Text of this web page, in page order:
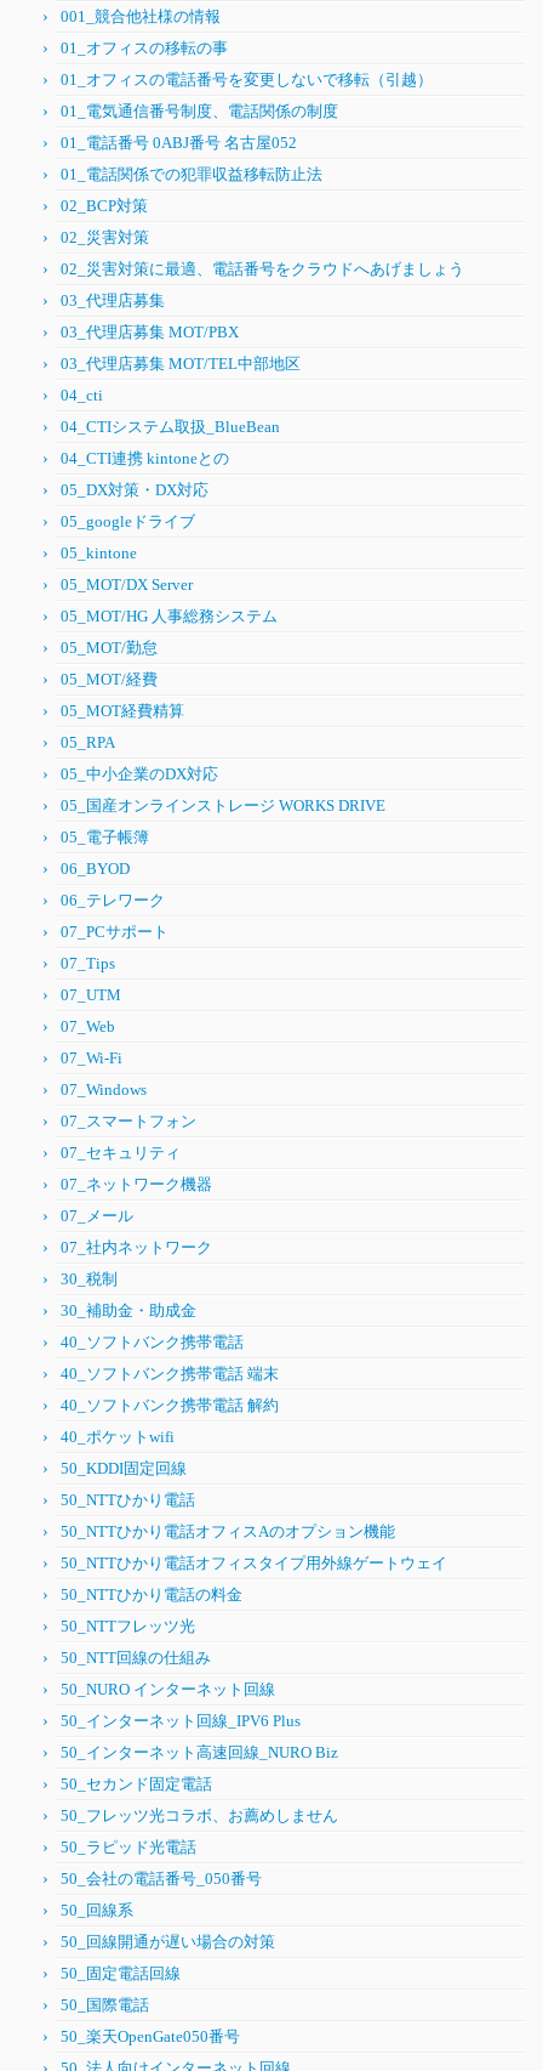
001_競合他社様の情報
01_オフィスの移転の事
01_オフィスの電話番号を変更しないで移転（引越）
01_電気通信番号制度、電話関係の制度
01_電話番号 0ABJ番号 名古屋052
01_電話関係での犯罪収益移転防止法
02_BCP対策
02_災害対策
02_災害対策に最適、電話番号をクラウドへあげましょう
03_代理店募集
03_代理店募集 MOT/PBX
03_代理店募集 MOT/TEL中部地区
04_cti
04_CTIシステム取扱_BlueBean
04_CTI連携 kintoneとの
05_DX対策・DX対応
05_googleドライブ
05_kintone
05_MOT/DX Server
05_MOT/HG 人事総務システム
05_MOT/勤怠
05_MOT/経費
05_MOT経費精算
05_RPA
05_中小企業のDX対応
05_国産オンラインストレージ WORKS DRIVE
05_電子帳簿
06_BYOD
06_テレワーク
07_PCサポート
07_Tips
07_UTM
07_Web
07_Wi-Fi
07_Windows
07_スマートフォン
07_セキュリティ
07_ネットワーク機器
07_メール
07_社内ネットワーク
30_税制
30_補助金・助成金
40_ソフトバンク携帯電話
40_ソフトバンク携帯電話 端末
40_ソフトバンク携帯電話 解約
40_ポケットwifi
50_KDDI固定回線
50_NTTひかり電話
50_NTTひかり電話オフィスAのオプション機能
50_NTTひかり電話オフィスタイプ用外線ゲートウェイ
50_NTTひかり電話の料金
50_NTTフレッツ光
50_NTT回線の仕組み
50_NURO インターネット回線
50_インターネット回線_IPV6 Plus
50_インターネット高速回線_NURO Biz
50_セカンド固定電話
50_フレッツ光コラボ、お薦めしません
50_ラピッド光電話
50_会社の電話番号_050番号
50_回線系
50_回線開通が遅い場合の対策
50_固定電話回線
50_国際電話
50_楽天OpenGate050番号